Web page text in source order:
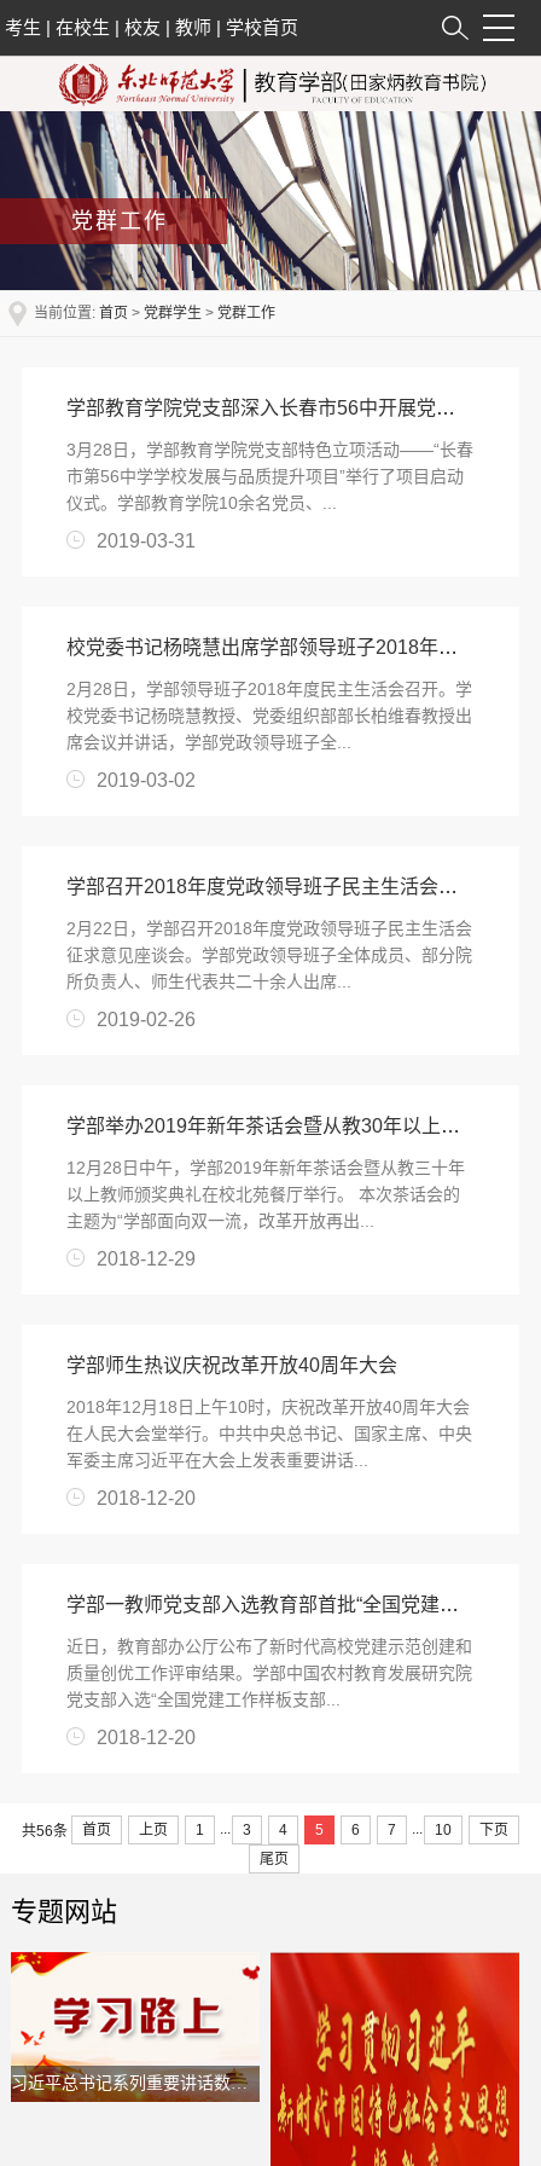
考生 |在校生 |校友 |教师 | 学校首页
党群工作
当前位置: 首页 > 党群学生 > 党群工作
学部教育学院党支部深入长春市56中开展党支部特色立项活动
​3月28日，学部教育学院党支部特色立项活动——“长春
市第56中学学校发展与品质提升项目”举行了项目启动
仪式。学部教育学院10余名党员、...
2019-03-31
校党委书记杨晓慧出席学部领导班子2018年度民主生活会
​2月28日，学部领导班子2018年度民主生活会召开。学
校党委书记杨晓慧教授、党委组织部部长柏维春教授出
席会议并讲话，学部党政领导班子全...
2019-03-02
学部召开2018年度党政领导班子民主生活会征求意见座谈会
​2月22日，学部召开2018年度党政领导班子民主生活会
征求意见座谈会。学部党政领导班子全体成员、部分院
所负责人、师生代表共二十余人出席...
2019-02-26
学部举办2019年新年茶话会暨从教30年以上教师颁奖典礼
12月28日中午，学部2019年新年茶话会暨从教三十年
以上教师颁奖典礼在校北苑餐厅举行。 本次茶话会的
主题为“学部面向双一流，改革开放再出...
2018-12-29
学部师生热议庆祝改革开放40周年大会
2018年12月18日上午10时，庆祝改革开放40周年大会
在人民大会堂举行。中共中央总书记、国家主席、中央
军委主席习近平在大会上发表重要讲话...
2018-12-20
学部一教师党支部入选教育部首批“全国党建工作样板支部”培育创建单位
近日，教育部办公厅公布了新时代高校党建示范创建和
质量创优工作评审结果。学部中国农村教育发展研究院
党支部入选“全国党建工作样板支部...
2018-12-20
共56条 首页 上页 1 ... 3 4 5 6 7 ... 10
下页
尾页
专题网站
习近平总书记系列重要讲话数据库